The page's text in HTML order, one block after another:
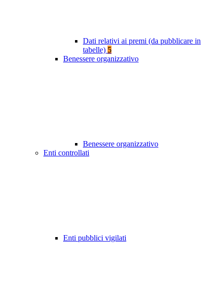
Dati relativi ai premi (da pubblicare in
tabelle) 5
Benessere organizzativo
Benessere organizzativo
Enti controllati
Enti pubblici vigilati